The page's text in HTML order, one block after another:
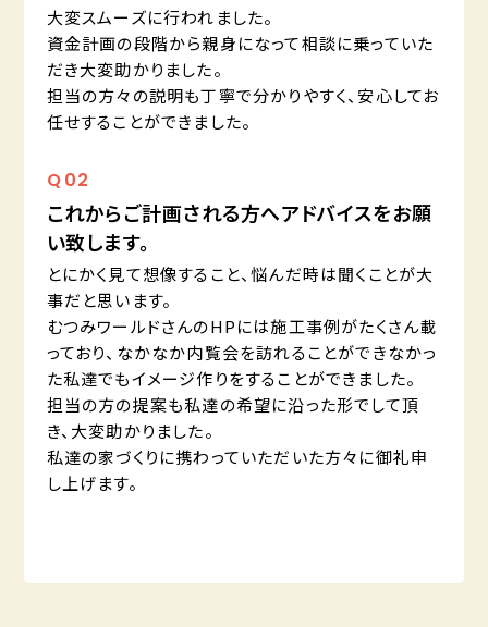
大変スムーズに行われました。
資金計画の段階から親身になって相談に乗っていた
だき大変助かりました。
担当の方々の説明も丁寧で分かりやすく、安心してお
任せすることができました。
Q02
これからご計画される方へアドバイスをお願
い致します。
とにかく見て想像すること、悩んだ時は聞くことが大
事だと思います。
むつみワールドさんのHPには施工事例がたくさん載
っており、なかなか内覧会を訪れることができなかっ
た私達でもイメージ作りをすることができました。
担当の方の提案も私達の希望に沿った形でして頂
き、大変助かりました。
私達の家づくりに携わっていただいた方々に御礼申
し上げます。